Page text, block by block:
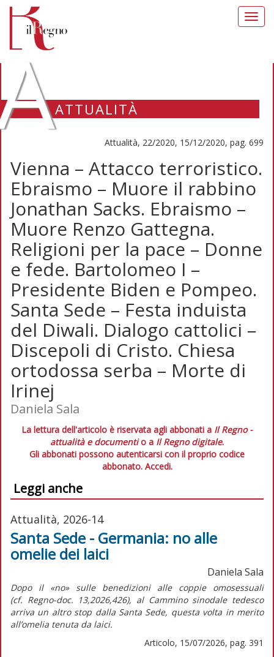
ATTUALITÀ
Attualità, 22/2020, 15/12/2020, pag. 699
Vienna – Attacco terroristico.
Ebraismo – Muore il rabbino
Jonathan Sacks. Ebraismo –
Muore Renzo Gattegna.
Religioni per la pace – Donne
e fede. Bartolomeo I –
Presidente Biden e Pompeo.
Santa Sede – Festa induista
del Diwali. Dialogo cattolici –
Discepoli di Cristo. Chiesa
ortodossa serba – Morte di
Irinej
Daniela Sala
La lettura dell'articolo è riservata agli abbonati a Il Regno -
attualità e documentio a Il Regno digitale.
Gli abbonati possono autenticarsi con il proprio codice
abbonato. Accedi.
Leggi anche
Attualità, 2026-14
Santa Sede - Germania: no alle
omelie dei laici
Daniela Sala
Dopo il «no» sulle benedizioni alle coppie omosessuali
(cf. Regno-doc. 13,2026,426), al Cammino sinodale tedesco
arriva un altro stop dalla Santa Sede, questa volta in merito
all’omelia tenuta da laici.
Articolo, 15/07/2026, pag. 391